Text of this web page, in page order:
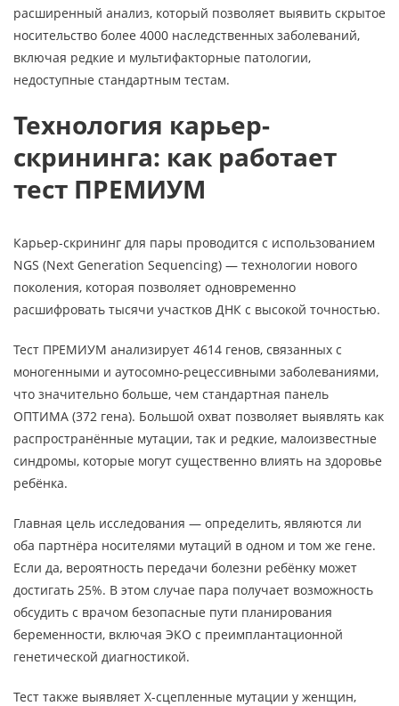
расширенный анализ, который позволяет выявить скрытое
носительство более 4000 наследственных заболеваний,
включая редкие и мультифакторные патологии,
недоступные стандартным тестам.
Технология карьер-
скрининга: как работает
тест ПРЕМИУМ
Карьер-скрининг для пары проводится с использованием
NGS (Next Generation Sequencing) — технологии нового
поколения, которая позволяет одновременно
расшифровать тысячи участков ДНК с высокой точностью.
Тест ПРЕМИУМ анализирует 4614 генов, связанных с
моногенными и аутосомно-рецессивными заболеваниями,
что значительно больше, чем стандартная панель
ОПТИМА (372 гена). Большой охват позволяет выявлять как
распространённые мутации, так и редкие, малоизвестные
синдромы, которые могут существенно влиять на здоровье
ребёнка.
Главная цель исследования — определить, являются ли
оба партнёра носителями мутаций в одном и том же гене.
Если да, вероятность передачи болезни ребёнку может
достигать 25%. В этом случае пара получает возможность
обсудить с врачом безопасные пути планирования
беременности, включая ЭКО с преимплантационной
генетической диагностикой.
Тест также выявляет X-сцепленные мутации у женщин,